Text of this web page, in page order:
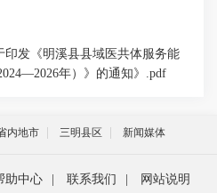
印发《明溪县县域医共体服务能
年）》的通知》.pdf
内地市 三明县区 新闻媒体
助中心 联系我们 网站说明